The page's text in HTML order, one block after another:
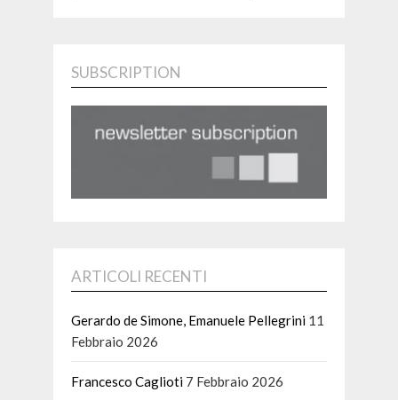
SUBSCRIPTION
ARTICOLI RECENTI
Gerardo de Simone, Emanuele Pellegrini 11
Febbraio 2026
Francesco Caglioti 7 Febbraio 2026